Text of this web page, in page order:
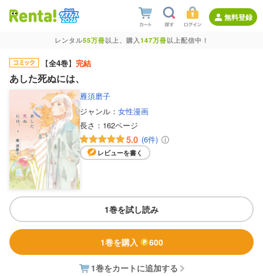
無料登録
レンタル55万冊以上、購入147万冊以上配信中！
【全4巻】 完結
あした死ぬには、
雁須磨子
ジャンル： 女性漫画
長さ： 162ページ
5.0 (6件)
レビューを書く
1巻を試し読み
1巻を購入 600
1巻をカートに追加する